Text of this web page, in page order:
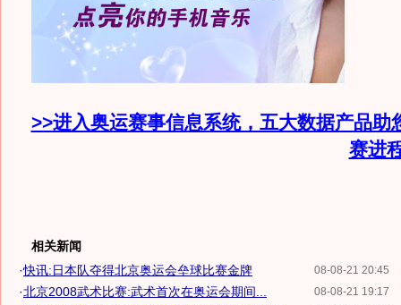
>>进入奥运赛事信息系统，五大数据产品助
赛进
相关新闻
08-08-21 20:45
·快讯:日本队夺得北京奥运会垒球比赛金牌
08-08-21 19:17
·北京2008武术比赛:武术首次在奥运会期间...